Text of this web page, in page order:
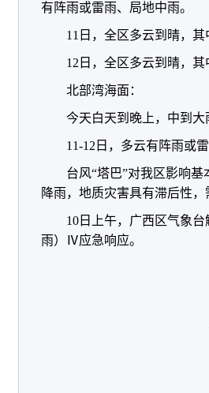
有阵雨或雷雨、局地中雨。
11日，全区多云到晴，其
12日，全区多云到晴，其
北部湾海面：
今天白天到晚上，中到大
11-12日，多云有阵雨或
台风“塔巴”对我区影响
降雨，地质灾害具有滞后性，
10日上午，广西区气象
雨）Ⅳ应急响应。